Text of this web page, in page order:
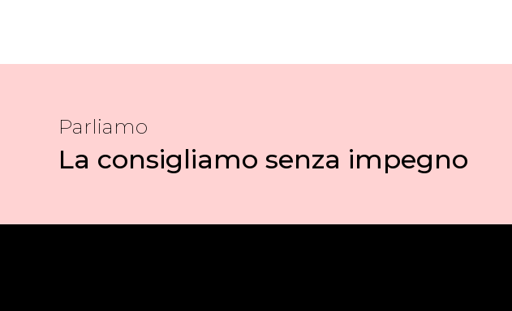
Parliamo
La consigliamo senza impegno